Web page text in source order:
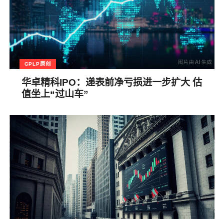
GPLP原创
华卓精科IPO：递表前净亏损进一步扩大 估
值坐上“过山车”